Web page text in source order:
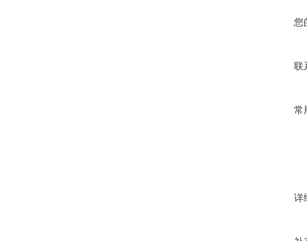
您
联
常
详